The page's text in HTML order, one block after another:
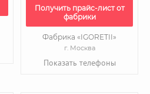
Получить прайс-лист от
фабрики
Фабрика «IGORETII»
г. Москва
Показать телефоны